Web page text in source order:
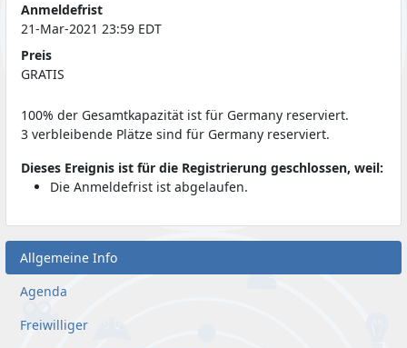
Anmeldefrist
21-Mar-2021 23:59 EDT
Preis
GRATIS
100% der Gesamtkapazität ist für Germany reserviert.
3 verbleibende Plätze sind für Germany reserviert.
Dieses Ereignis ist für die Registrierung geschlossen, weil:
Die Anmeldefrist ist abgelaufen.
Allgemeine Info
Agenda
Freiwilliger